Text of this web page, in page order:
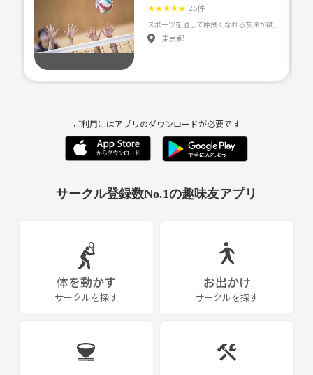
⭐︎出身
ぜひぜひ一緒に楽しみましょーっ🎶✨
★★★★★ 25件
東京都
ご利用にはアプリのダウンロードが必要です
サークル登録数No.1の趣味友アプリ
体を動かす
サークルを探す
お出かけ
サークルを探す